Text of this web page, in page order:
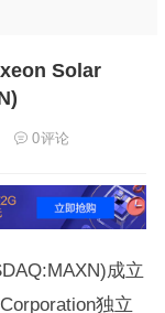
Solar
0评论
成立
独立